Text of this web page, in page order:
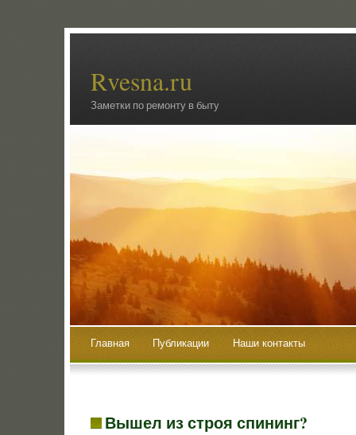
Rvesna.ru
Заметки по ремонту в быту
Главная Публикации Наши контакты
Вышел из строя спининг?